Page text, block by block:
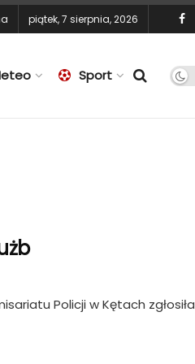
piątek, 7 sierpnia, 2026
Sport
Policji w Kętach zgłosiła